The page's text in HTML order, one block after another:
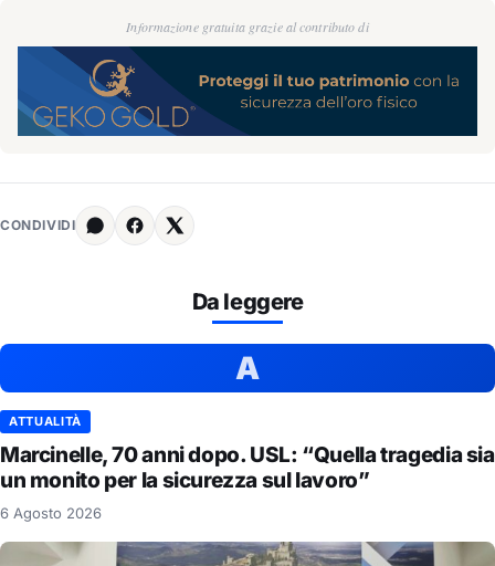
Informazione gratuita grazie al contributo di
CONDIVIDI
Da leggere
A
ATTUALITÀ
Marcinelle, 70 anni dopo. USL: “Quella tragedia sia
un monito per la sicurezza sul lavoro”
6 Agosto 2026